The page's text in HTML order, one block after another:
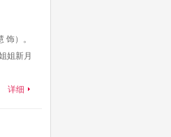
）。
姐新月
详细